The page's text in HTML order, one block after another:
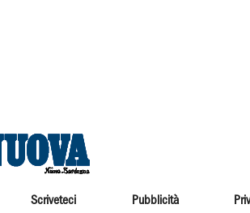
Scriveteci Pubblicità